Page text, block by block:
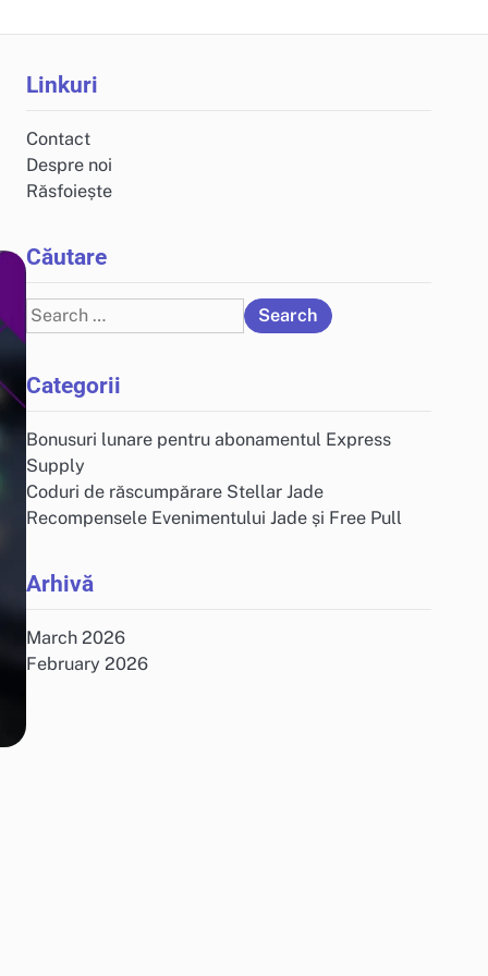
Linkuri
Contact
Despre noi
Răsfoiește
Căutare
Search
for:
Categorii
Bonusuri lunare pentru abonamentul Express
Supply
Coduri de răscumpărare Stellar Jade
Recompensele Evenimentului Jade și Free Pull
Arhivă
March 2026
February 2026